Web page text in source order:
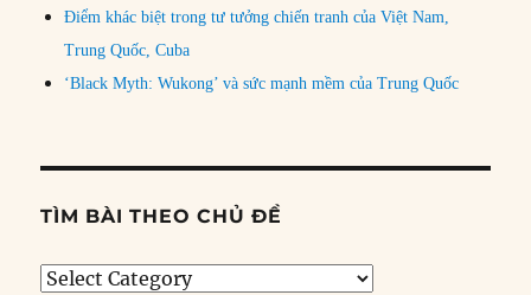
Điểm khác biệt trong tư tưởng chiến tranh của Việt Nam,
Trung Quốc, Cuba
‘Black Myth: Wukong’ và sức mạnh mềm của Trung Quốc
TÌM BÀI THEO CHỦ ĐỀ
Tìm